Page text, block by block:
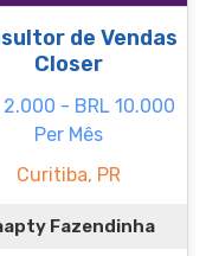
de Vendas
Closer
2.000 - BRL 10.000
Per Mês
Curitiba, PR
Fazendinha